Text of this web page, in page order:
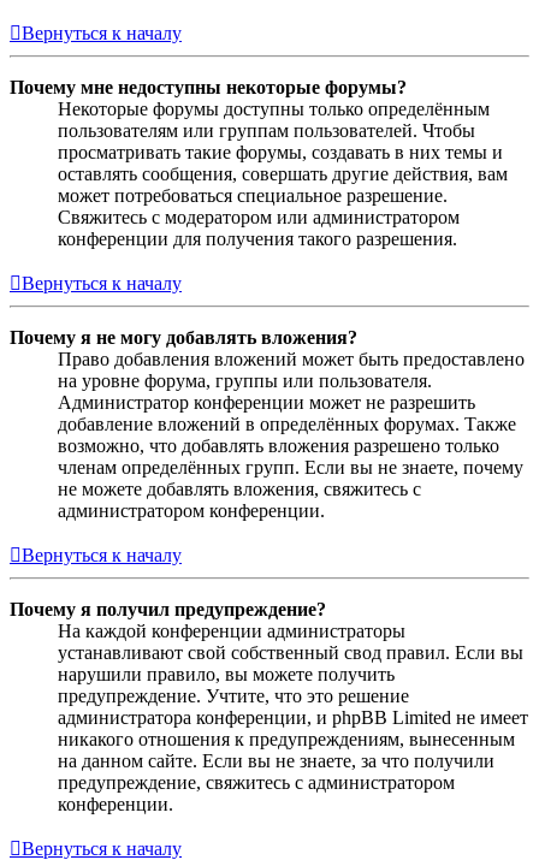
Вернуться к началу
Почему мне недоступны некоторые форумы?
Некоторые форумы доступны только определённым
пользователям или группам пользователей. Чтобы
просматривать такие форумы, создавать в них темы и
оставлять сообщения, совершать другие действия, вам
может потребоваться специальное разрешение.
Свяжитесь с модератором или администратором
конференции для получения такого разрешения.
Вернуться к началу
Почему я не могу добавлять вложения?
Право добавления вложений может быть предоставлено
на уровне форума, группы или пользователя.
Администратор конференции может не разрешить
добавление вложений в определённых форумах. Также
возможно, что добавлять вложения разрешено только
членам определённых групп. Если вы не знаете, почему
не можете добавлять вложения, свяжитесь с
администратором конференции.
Вернуться к началу
Почему я получил предупреждение?
На каждой конференции администраторы
устанавливают свой собственный свод правил. Если вы
нарушили правило, вы можете получить
предупреждение. Учтите, что это решение
администратора конференции, и phpBB Limited не имеет
никакого отношения к предупреждениям, вынесенным
на данном сайте. Если вы не знаете, за что получили
предупреждение, свяжитесь с администратором
конференции.
Вернуться к началу